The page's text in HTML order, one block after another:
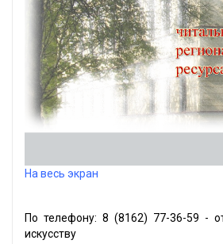
На весь экран
По телефону: 8 (8162) 77-36-59 -
искусству